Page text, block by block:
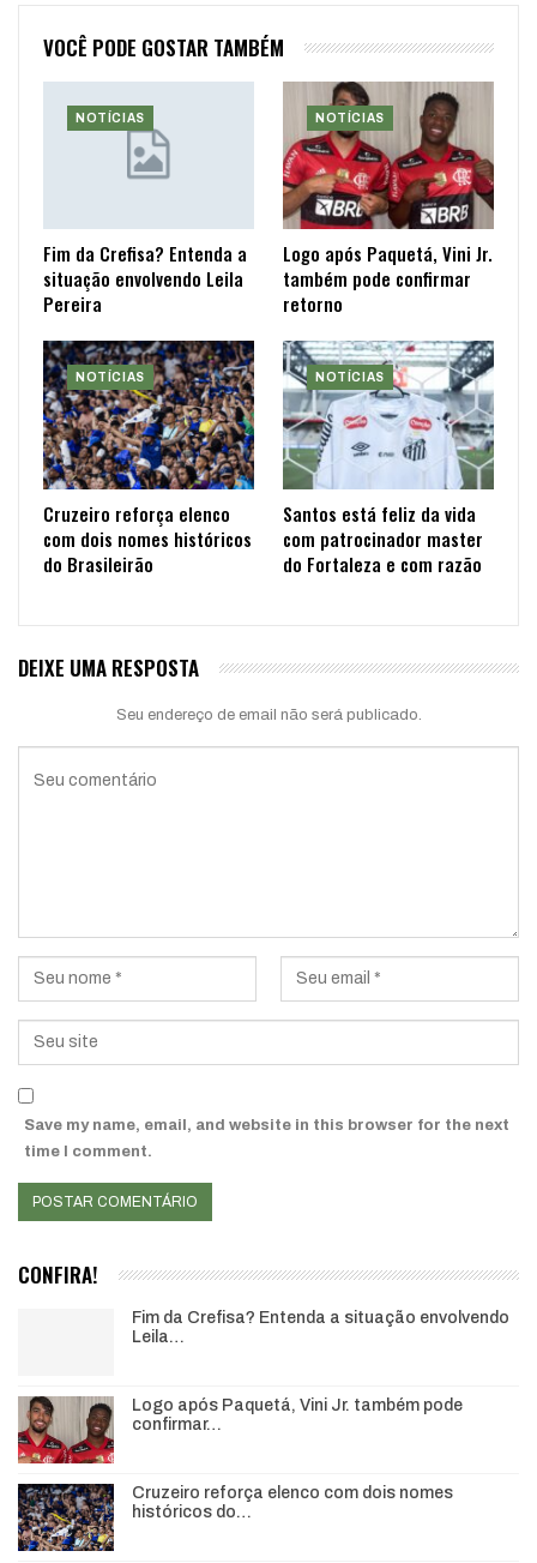
VOCÊ PODE GOSTAR TAMBÉM
NOTÍCIAS
Fim da Crefisa? Entenda a
situação envolvendo Leila
Pereira
NOTÍCIAS
Logo após Paquetá, Vini Jr.
também pode confirmar
retorno
NOTÍCIAS
Cruzeiro reforça elenco
com dois nomes históricos
do Brasileirão
NOTÍCIAS
Santos está feliz da vida
com patrocinador master
do Fortaleza e com razão
DEIXE UMA RESPOSTA
Seu endereço de email não será publicado.
Save my name, email, and website in this browser for the next
time I comment.
CONFIRA!
Fim da Crefisa? Entenda a situação envolvendo
Leila…
Logo após Paquetá, Vini Jr. também pode
confirmar…
Cruzeiro reforça elenco com dois nomes
históricos do…